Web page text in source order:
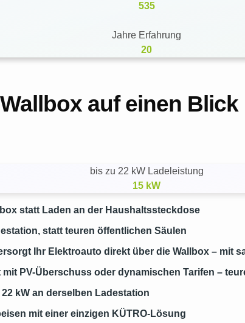
535
Jahre Erfahrung
20
auf einen Blick
bis zu 22 kW Ladeleistung
15 kW
statt Laden an der Haushaltssteckdose
statt teuren öffentlichen Säulen
Ihr Elektroauto direkt über die Wallbox – mit
PV-Überschuss oder dynamischen Tarifen –
kW an derselben Ladestation
mit einer einzigen KÜTRO‑Lösung